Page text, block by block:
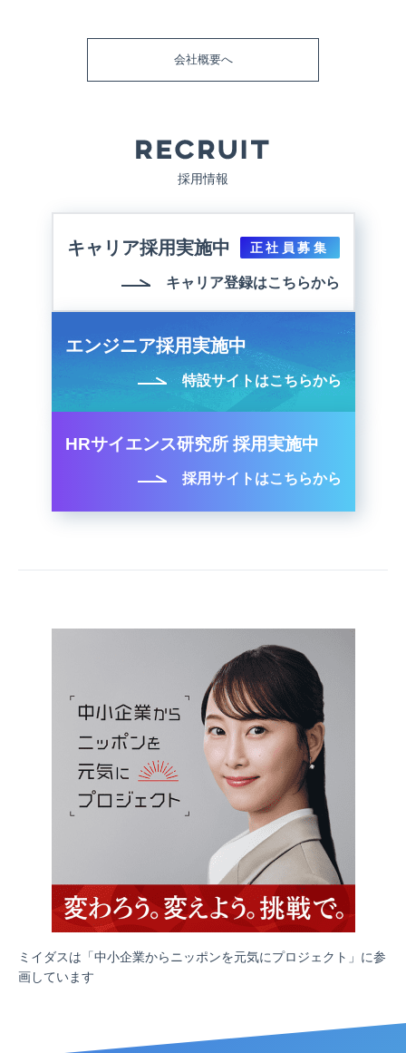
会社概要へ
採用情報
キャリア採用実施中 正社員募集
キャリア登録はこちらから
エンジニア採用実施中
特設サイトはこちらから
HRサイエンス研究所 採用実施中
採用サイトはこちらから
ミイダスは「中小企業からニッポンを元気にプロジェクト」に参
画しています